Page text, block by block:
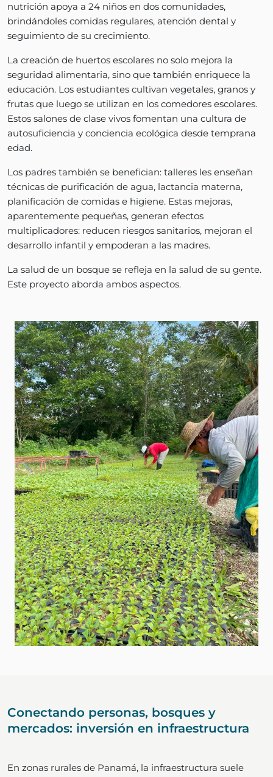
nutrición apoya a 24 niños en dos comunidades,
brindándoles comidas regulares, atención dental y
seguimiento de su crecimiento.
La creación de huertos escolares no solo mejora la
seguridad alimentaria, sino que también enriquece la
educación. Los estudiantes cultivan vegetales, granos y
frutas que luego se utilizan en los comedores escolares.
Estos salones de clase vivos fomentan una cultura de
autosuficiencia y conciencia ecológica desde temprana
edad.
Los padres también se benefician: talleres les enseñan
técnicas de purificación de agua, lactancia materna,
planificación de comidas e higiene. Estas mejoras,
aparentemente pequeñas, generan efectos
multiplicadores: reducen riesgos sanitarios, mejoran el
desarrollo infantil y empoderan a las madres.
La salud de un bosque se refleja en la salud de su gente.
Este proyecto aborda ambos aspectos.
Conectando personas, bosques y
mercados: inversión en infraestructura
En zonas rurales de Panamá, la infraestructura suele